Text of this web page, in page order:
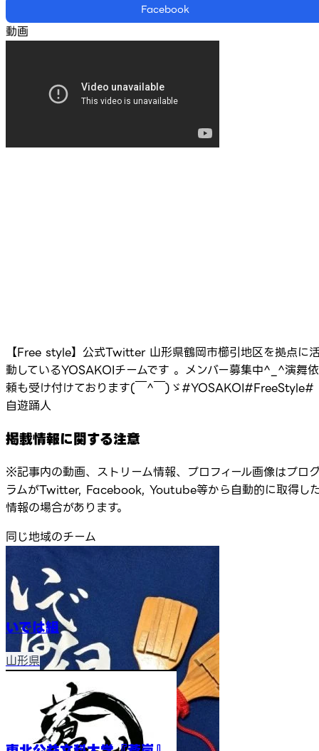
Facebook
動画
【Free style】公式Twitter 山形県鶴岡市櫛引地区を拠点に
動しているYOSAKOIチームです 。メンバー募集中^_^演舞依
頼も受け付けております(￣^￣)ゞ#YOSAKOI#FreeStyle#
自遊踊人
掲載情報に関する注意
※記事内の動画、ストリーム情報、プロフィール画像はプロ
ラムがTwitter, Facebook, Youtube等から自動的に取得し
情報の場合があります。
同じ地域のチーム
いでは組
山形県